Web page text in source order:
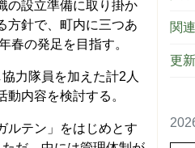
の設立準備に取り掛か
方針で、町内に三つあ
春の発足を目指す。
力隊員を加えた計2人
内容を検討する。
ルテン」をはじめとす
関
更